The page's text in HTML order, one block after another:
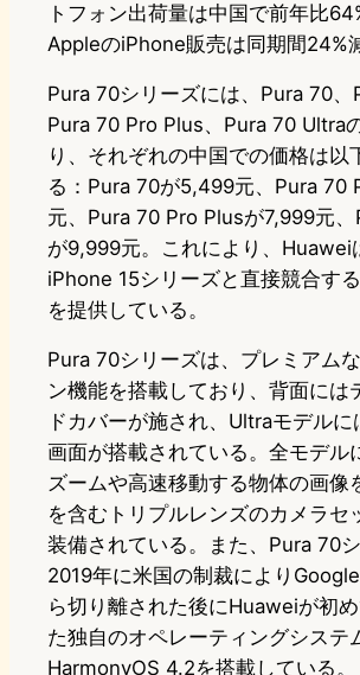
トフォン出荷量は中国で前年比
AppleのiPhone販売は同期間24%
Pura 70シリーズには、Pura 70、
Pura 70 Pro Plus、Pura 70 Ultra
り、それぞれの中国での価格は以
る：Pura 70が5,499元、Pura 70
元、Pura 70 Pro Plusが7,999元
が9,999元。これにより、Huawei
iPhone 15シリーズと直接競合す
を提供している。
Pura 70シリーズは、プレミアム
ン機能を搭載しており、背面には
ドカバーが施され、Ultraモデル
画面が搭載されている。全モデル
ズームや高速移動する物体の画像
を含むトリプルレンズのカメラセ
装備されている。また、Pura 70シ
2019年に米国の制裁により
ら切り離された後にHuaweiが初
た独自のオペレーティングシステ
HarmonyOS 4.2を搭載している。